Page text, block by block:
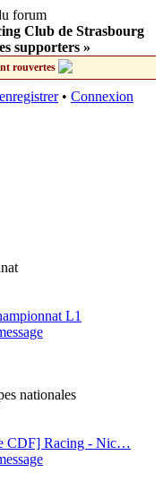
Club de Strasbourg
supporters »
rouvertes
• Connexion
L1
nationales
CDF] Racing - Nic…